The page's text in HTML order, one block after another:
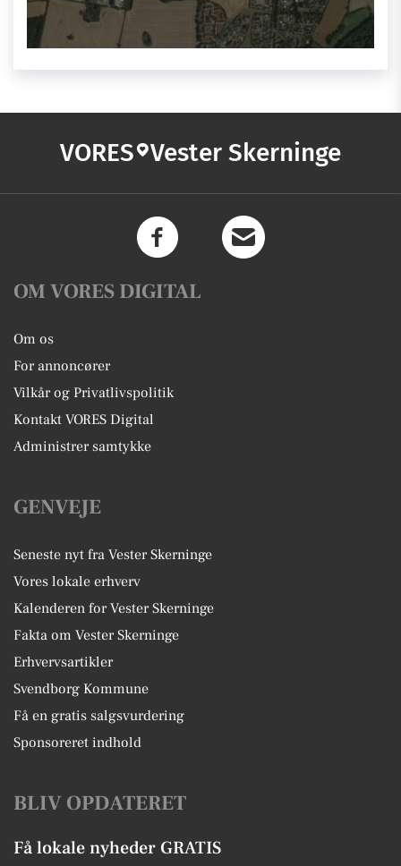
VORES Vester Skerninge
OM VORES DIGITAL
Om os
For annoncører
Vilkår og Privatlivspolitik
Kontakt VORES Digital
Administrer samtykke
GENVEJE
Seneste nyt fra Vester Skerninge
Vores lokale erhverv
Kalenderen for Vester Skerninge
Fakta om Vester Skerninge
Erhvervsartikler
Svendborg Kommune
Få en gratis salgsvurdering
Sponsoreret indhold
BLIV OPDATERET
Få lokale nyheder GRATIS